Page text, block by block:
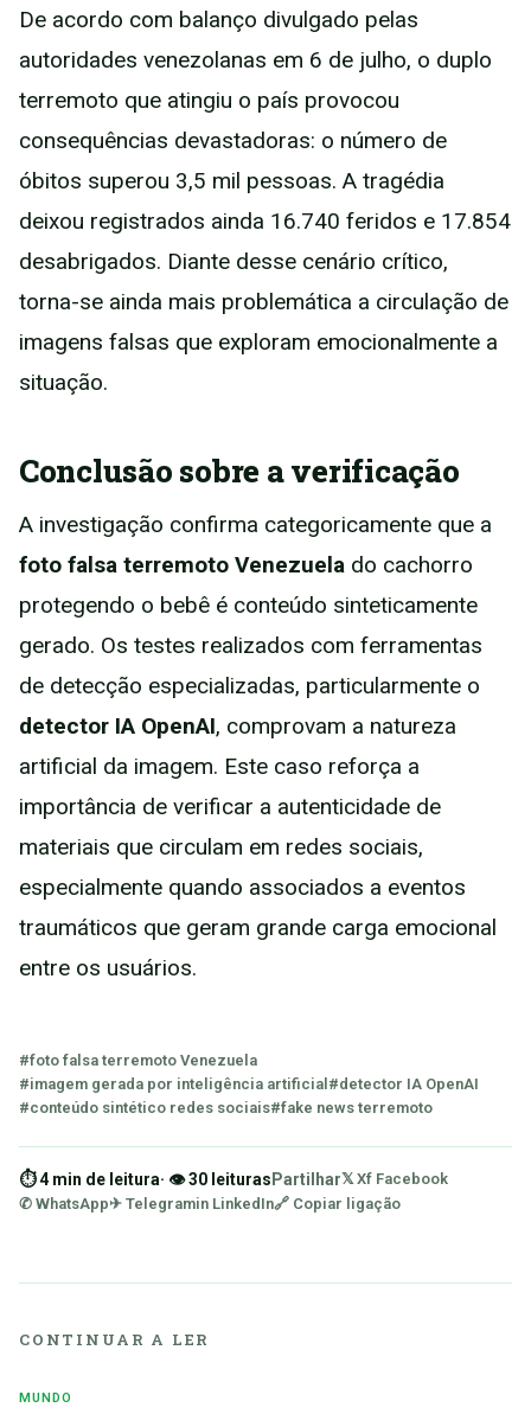
De acordo com balanço divulgado pelas
autoridades venezolanas em 6 de julho, o duplo
terremoto que atingiu o país provocou
consequências devastadoras: o número de
óbitos superou 3,5 mil pessoas. A tragédia
deixou registrados ainda 16.740 feridos e 17.854
desabrigados. Diante desse cenário crítico,
torna-se ainda mais problemática a circulação de
imagens falsas que exploram emocionalmente a
situação.
Conclusão sobre a verificação
A investigação confirma categoricamente que a
foto falsa terremoto Venezuela do cachorro
protegendo o bebê é conteúdo sinteticamente
gerado. Os testes realizados com ferramentas
de detecção especializadas, particularmente o
detector IA OpenAI, comprovam a natureza
artificial da imagem. Este caso reforça a
importância de verificar a autenticidade de
materiais que circulam em redes sociais,
especialmente quando associados a eventos
traumáticos que geram grande carga emocional
entre os usuários.
#foto falsa terremoto Venezuela
#imagem gerada por inteligência artificial#detector IA OpenAI
#conteúdo sintético redes sociais#fake news terremoto
⏱ 4 min de leitura· 👁 30 leituras Partilhar𝕏 Xf Facebook
✆ WhatsApp✈ Telegramin LinkedIn🔗 Copiar ligação
CONTINUAR A LER
MUNDO